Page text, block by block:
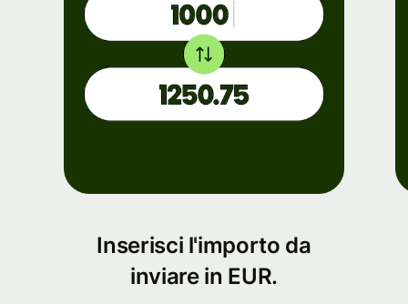
Inserisci l'importo da
inviare in EUR.